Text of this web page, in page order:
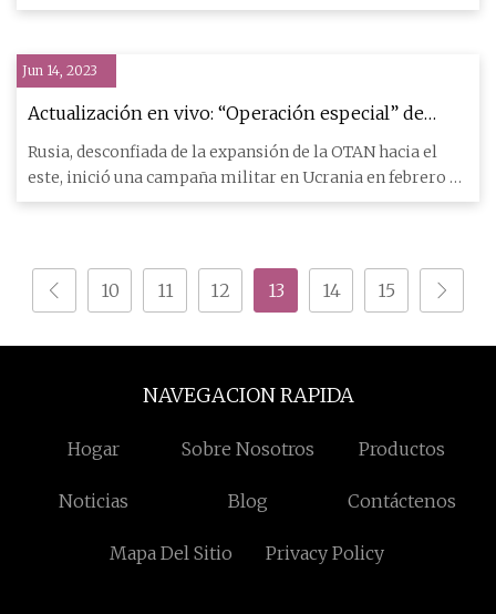
lo difí
Jun 14, 2023
Actualización en vivo: “Operación especial” de
Rusia en Ucrania; Día 551
Rusia, desconfiada de la expansión de la OTAN hacia el
este, inició una campaña militar en Ucrania en febrero de
2022 de
10 11 12 13 14 15
NAVEGACION RAPIDA
Hogar Sobre Nosotros Productos
Noticias Blog Contáctenos
Mapa Del Sitio Privacy Policy